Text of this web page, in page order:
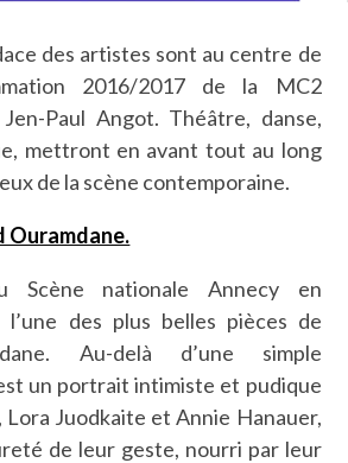
des artistes sont au centre de
2016/2017 de la MC2
Paul Angot. Théâtre, danse,
mettront en avant tout au long
de la scène contemporaine.
Ouramdane.
Scène nationale Annecy en
l’une des plus belles pièces de
Au-delà d’une simple
un portrait intimiste et pudique
Lora Juodkaite et Annie Hanauer,
de leur geste, nourri par leur